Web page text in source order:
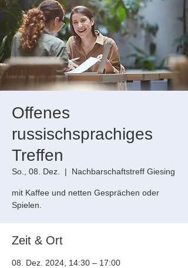
Offenes
russischsprachiges
Treffen
So., 08. Dez.
  |
Nachbarschaftstreff Giesing
mit Kaffee und netten Gesprächen oder
Spielen.
Zeit & Ort
08. Dez. 2024, 14:30 – 17:00